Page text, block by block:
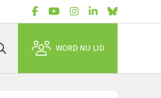
WORD NU LID